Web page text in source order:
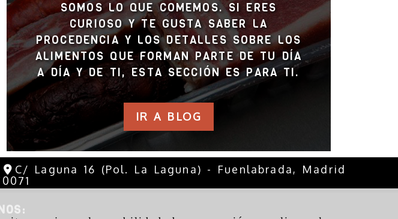
SOMOS LO QUE COMEMOS. SI ERES
CURIOSO Y TE GUSTA SABER LA
PROCEDENCIA Y LOS DETALLES SOBRE LOS
ALIMENTOS QUE FORMAN PARTE DE TU DÍA
A DÍA Y DE TI, ESTA SECCIÓN ES PARA TI.
IR A BLOG
C/ Laguna 16 (Pol. La Laguna) - Fuenlabrada, Madrid